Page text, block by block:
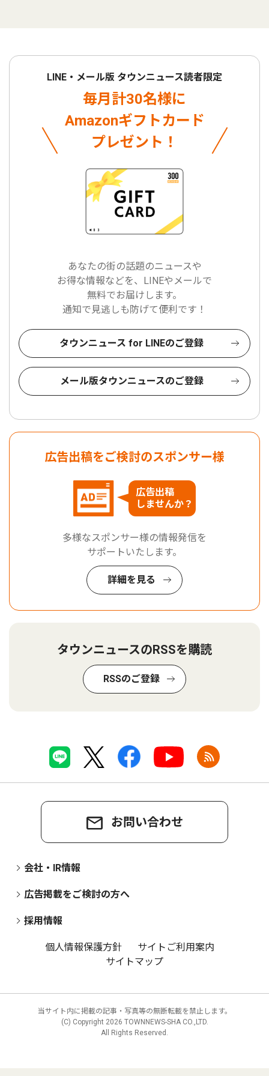
LINE・メール版 タウンニュース読者限定
毎月計30名様に
Amazonギフトカード
プレゼント！
あなたの街の話題のニュースや
お得な情報などを、LINEやメールで
無料でお届けします。
通知で見逃しも防げて便利です！
タウンニュース for LINEのご登録
メール版タウンニュースのご登録
広告出稿をご検討のスポンサー様
広告出稿
しませんか？
多様なスポンサー様の情報発信を
サポートいたします。
詳細を見る
タウンニュースのRSSを購読
RSSのご登録
お問い合わせ
会社・IR情報
広告掲載をご検討の方へ
採用情報
個人情報保護方針
サイトご利用案内
サイトマップ
当サイト内に掲載の記事・写真等の無断転載を禁止します。
(C) Copyright 2026 TOWNNEWS-SHA CO.,LTD.
All Rights Reserved.